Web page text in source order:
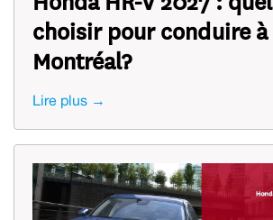
choisir pour conduire à
Montréal?
Lire plus →